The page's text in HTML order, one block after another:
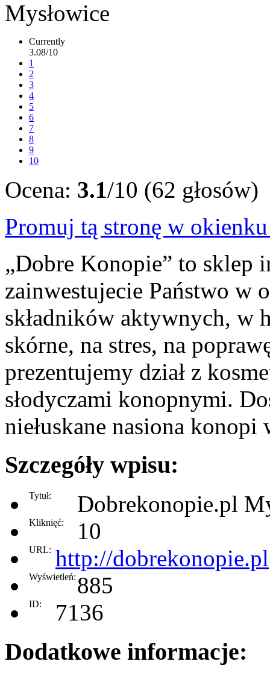
Currently
3.08/10
1
2
3
4
5
6
7
8
9
10
Ocena: 3.1/10 (62 głosów)
Promuj tą stronę w
„Dobre Konopie” to sklep
zainwestujecie Państwo w
składników aktywnych, w
skórne, na stres, na
prezentujemy dział z
słodyczami konopnymi.
niełuskane nasiona
Szczegóły wpisu:
Tytuł: Dobrekonopie.pl
Kliknięć: 10
URL: http://dobrekonopie.pl
Wyświetleń: 885
ID: 7136
Dodatkowe informacje: